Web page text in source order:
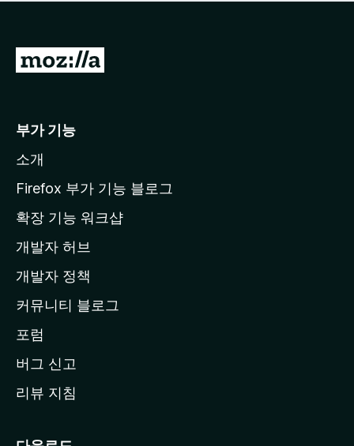
점
습
니
M
l
a
페
이
지
이
동
부가 기능
소개
Firefox 부가 기능 블로그
확장 기능 워크샵
개발자 허브
개발자 정책
커뮤니티 블로그
포럼
버그 신고
리뷰 지침